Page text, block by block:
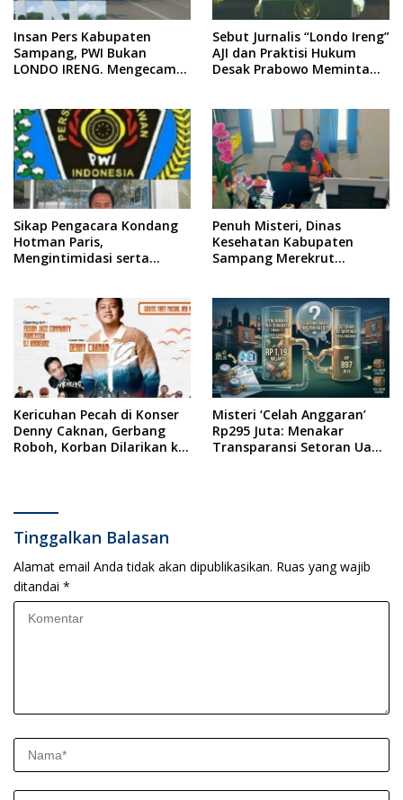
Insan Pers Kabupaten
Sampang, PWI Bukan
LONDO IRENG. Mengecam
Republik Indonesia
Sebut Jurnalis “Londo Ireng”
AJI dan Praktisi Hukum
Desak Prabowo Meminta
Sikap Pengacara Kondang
Hotman Paris,
Mengintimidasi serta
Sampang Angkat Bicara
Penuh Misteri, Dinas
Kesehatan Kabupaten
Sampang Merekrut
Kericuhan Pecah di Konser
Denny Caknan, Gerbang
Roboh, Korban Dilarikan ke
Misteri ‘Celah Anggaran’
Rp295 Juta: Menakar
Transparansi Setoran Uang
Tinggalkan Balasan
Alamat email Anda tidak akan dipublikasikan. Ruas yang wajib
ditandai *